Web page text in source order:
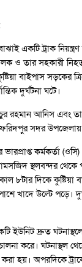
একটি ট্রাক
ও তার সহকারী
বাইপাস সড়কের
দুর্ঘটনা ঘটে।
রহমান আনিস এবং
সদর
কর্মকর্তা
স্থলবন্দর থেকে
৮টার দিকে
পাশে খাদে উল্টে পড়ে।
ইউনিট দ্রুত
করে। ঘটনাস্থল
হয়। অপরদিকে